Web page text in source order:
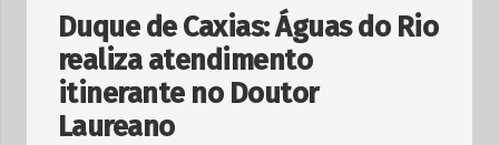
Duque de Caxias: Águas do Rio
realiza atendimento
itinerante no Doutor
Laureano